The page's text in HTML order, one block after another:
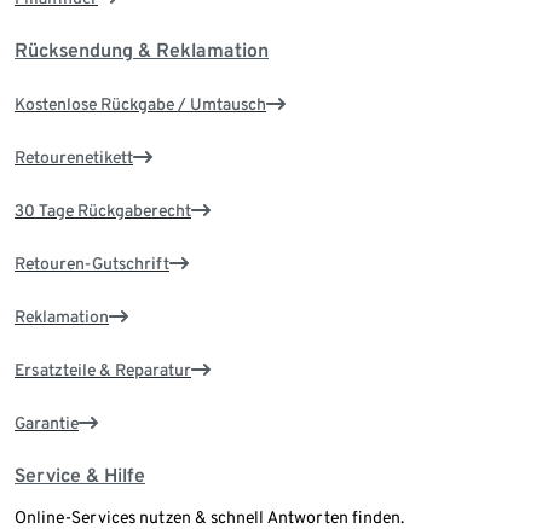
Rücksendung & Reklamation
Kostenlose Rückgabe / Umtausch
Retourenetikett
30 Tage Rückgaberecht
Retouren-Gutschrift
Reklamation
Ersatzteile & Reparatur
Garantie
Service & Hilfe
Online-Services nutzen & schnell Antworten finden.